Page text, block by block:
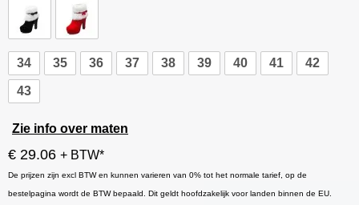
34 35 36 37 38 39 40 41 42
43
Zie info over maten
€ 29.06 + BTW*
De prijzen zijn excl BTW en kunnen varieren van 0% tot het normale tarief, op de
bestelpagina wordt de BTW bepaald. Dit geldt hoofdzakelijk voor landen binnen de EU.